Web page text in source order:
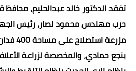
تفقد الدكتور خالد عبدالحليم، محافظ
حرب مهندس محمود نصار، رئيس
مزرعة
بنجع حمادي، والمخصصة لزراعة